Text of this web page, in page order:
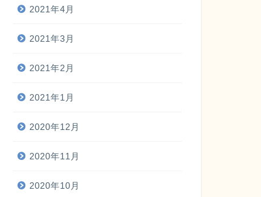
2021年4月
2021年3月
2021年2月
2021年1月
2020年12月
2020年11月
2020年10月